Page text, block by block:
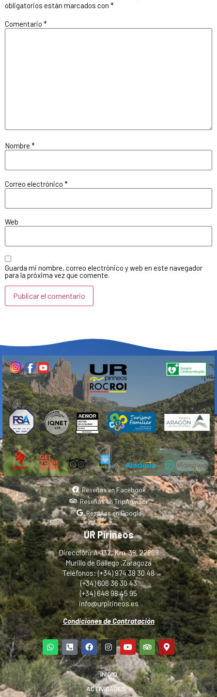
obligatorios están marcados con *
Comentario *
Nombre *
Correo electrónico *
Web
Guarda mi nombre, correo electrónico y web en este navegador
para la próxima vez que comente.
Reseñas en Facebook
Reseñas en TripAdvisor
Reseñas en Google
UR Pirineos
Dirección: A-132, Km. 38, 22808
Murillo de Gállego ,Zaragoza
Teléfonos: (+34) 974 38 30 48
(+34) 606 36 30 43
(+34) 648 98 45 95
info@urpirineos.es
Condiciones de Contratación
INICIO
ACTIVIDADES